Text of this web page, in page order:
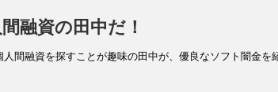
融資の田中だ！
人間融資を探すことが趣味の田中が、優良なソフト闇金